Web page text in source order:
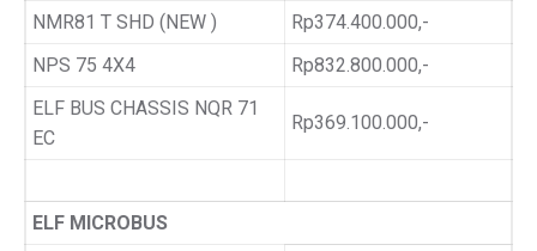
NMR81 T SHD (NEW )
Rp374.400.000,-
NPS 75 4X4
Rp832.800.000,-
ELF BUS CHASSIS NQR 71
EC
Rp369.100.000,-
ELF MICROBUS